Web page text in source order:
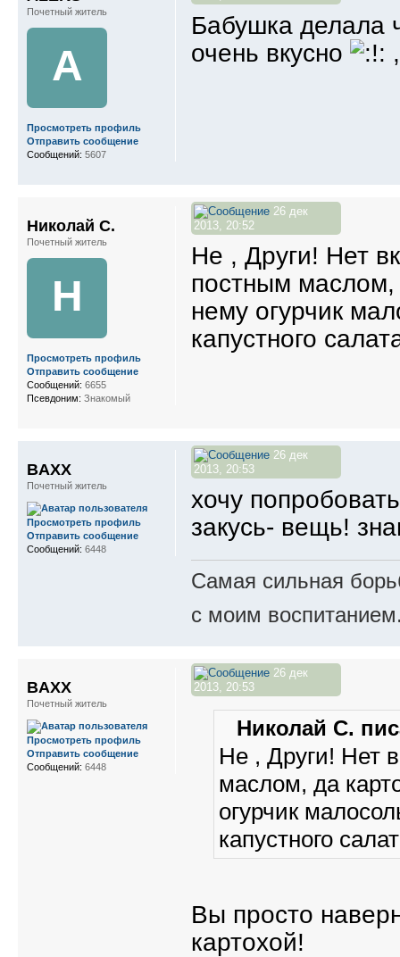
Бабушка делала
очень вкусно
Почетный житель
A
Просмотреть профиль
Отправить сообщение
Сообщений: 5607
26 дек
2013, 20:52
Не , Други! Нет
постным маслом,
нему огурчик
капустного
Николай С.
Почетный житель
Н
Просмотреть профиль
Отправить сообщение
Сообщений: 6655
Псевдоним: Знакомый
26 дек
2013, 20:53
хочу
закусь- вещь!
Самая сильная
с моим
BAXX
Почетный житель
Просмотреть профиль
Отправить сообщение
Сообщений: 6448
26 дек
2013, 20:53
Николай С.
Не , Други! Нет
маслом, да
огурчик
капустного
Вы просто
картохой!
BAXX
Почетный житель
Просмотреть профиль
Отправить сообщение
Сообщений: 6448